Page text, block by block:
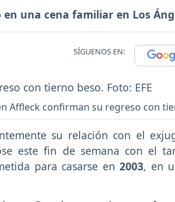
en una cena familiar en Los
SÍGUENOS EN:
Affleck confirman su regreso con
su relación con el
este fin de semana con el
para casarse en 2003, en